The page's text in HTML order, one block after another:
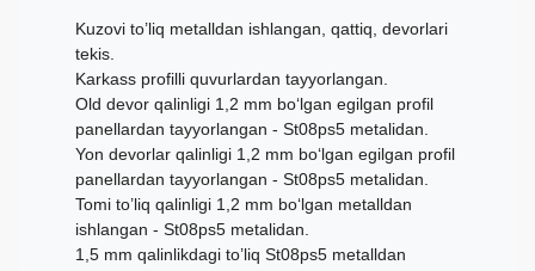
Kuzovi to’liq metalldan ishlangan, qattiq, devorlari
tekis.
Karkass profilli quvurlardan tayyorlangan.
Old devor qalinligi 1,2 mm bo‘lgan egilgan profil
panellardan tayyorlangan - St08ps5 metalidan.
Yon devorlar qalinligi 1,2 mm bo‘lgan egilgan profil
panellardan tayyorlangan - St08ps5 metalidan.
Tomi to’liq qalinligi 1,2 mm bo‘lgan metalldan
ishlangan - St08ps5 metalidan.
1,5 mm qalinlikdagi to’liq St08ps5 metalldan